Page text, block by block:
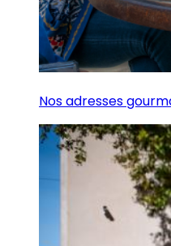
Nos adresses